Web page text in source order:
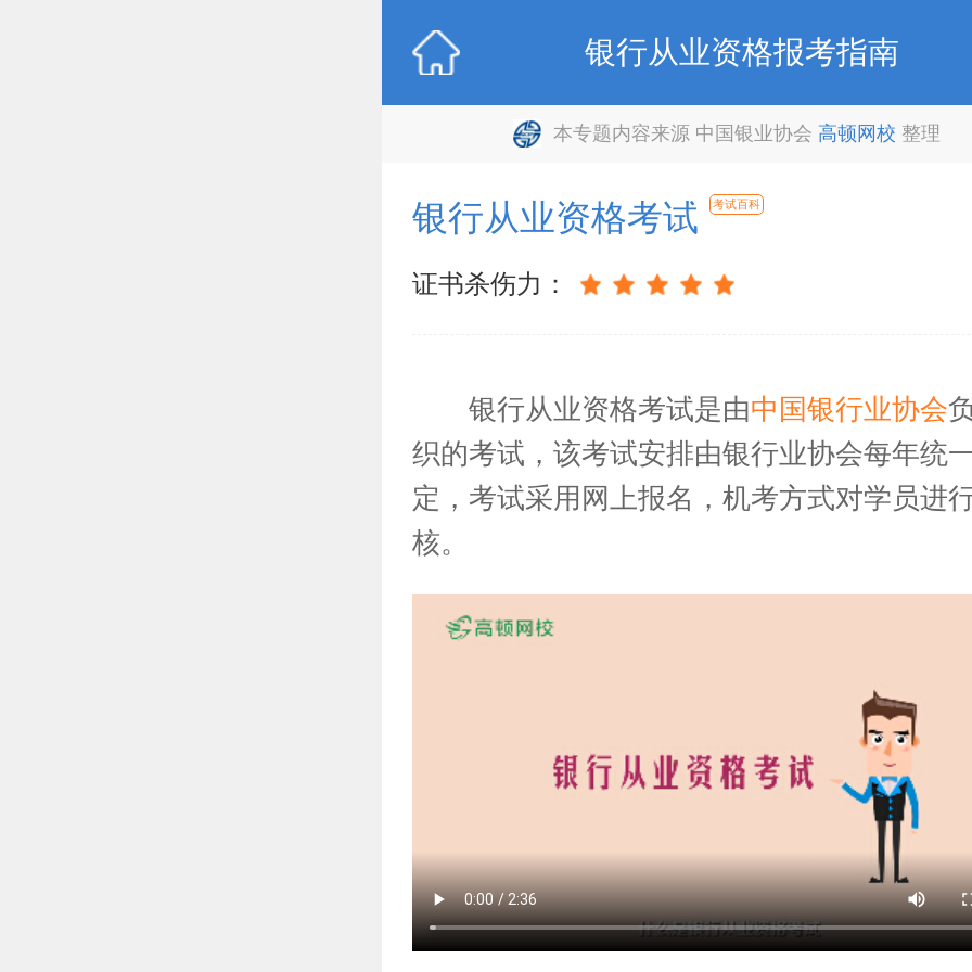
银行从业资格报考指南
本专题内容来源 中国银业协会 高顿网校 整理
银行从业资格考试 考试百科
证书杀伤力：
银行从业资格考试是由中国银行业协会
织的考试，该考试安排由银行业协会每年统
定，考试采用网上报名，机考方式对学员进
核。